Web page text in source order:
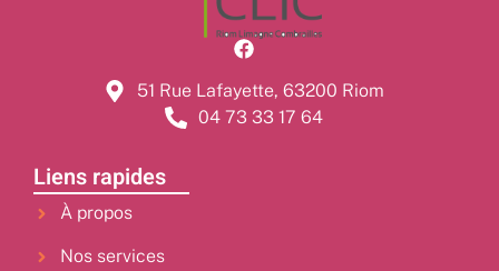
51 Rue Lafayette, 63200 Riom
04 73 33 17 64
Liens rapides
À propos
Nos services